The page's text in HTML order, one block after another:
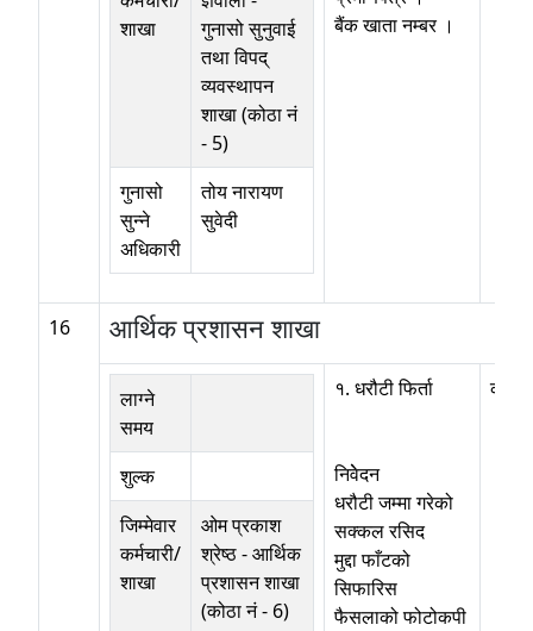
शाखा
गुनासो सुनुवाई
तथा विपद्
व्यवस्थापन
शाखा (कोठा नं
- 5)
गुनासो
सुन्ने
अधिकारी
तोय नारायण
सुवेदी
बैंक खाता नम्बर ।
16 आर्थिक प्रशासन शाखा
लाग्ने
समय
शुल्क
जिम्मेवार
कर्मचारी/
शाखा
ओम प्रकाश
श्रेष्ठ-आर्थिक
प्रशासन शाखा
(कोठा नं - 6)
१. धरौटी फिर्ता
निवेेदन
धरौटी जम्मा गरेको
सक्कल रसिद
मुद्दा फाँटको
सिफारिस
फैसलाको फोटोकपी
कोठा